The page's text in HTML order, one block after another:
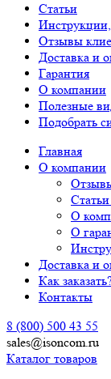
Статьи
Отзывы
Доставка и
Гарантия
О компании
Полезные
Подобрать
Главная
О компании
О
О
Доставка и
Как
Контакты
8 (800) 500 43 55
sales@isoncom.ru
Каталог товаров